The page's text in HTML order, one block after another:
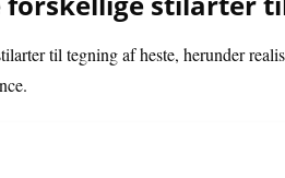
til tegning af heste, herunder